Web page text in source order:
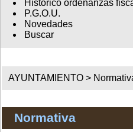
Histórico ordenanzas
P.G.O.U.
Novedades
Buscar
AYUNTAMIENTO >
Normativa